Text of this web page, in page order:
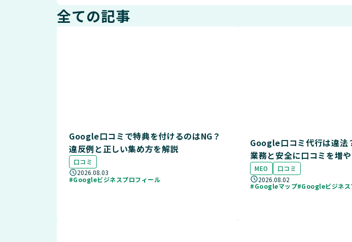
全ての記事
Google口コミで特典を付けるのはNG？
違反例と正しい集め方を解説
口コミ
2026.08.03
#Googleビジネスプロフィール
Google口コミ代行は違法
業務と安全に口コミを増
MEO
口コミ
2026.08.02
#Googleマップ#Googleビジネス